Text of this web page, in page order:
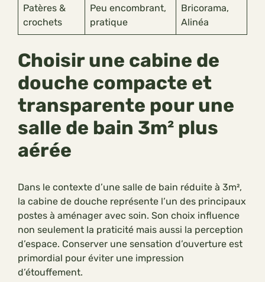
Patères &
crochets
Peu encombrant,
pratique
Bricorama,
Alinéa
Choisir une cabine de
douche compacte et
transparente pour une
salle de bain 3m² plus
aérée
Dans le contexte d’une salle de bain réduite à 3m²,
la cabine de douche représente l’un des principaux
postes à aménager avec soin. Son choix influence
non seulement la praticité mais aussi la perception
d’espace. Conserver une sensation d’ouverture est
primordial pour éviter une impression
d’étouffement.